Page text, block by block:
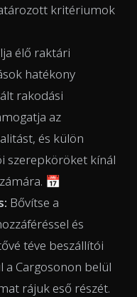
kritériumok
élő raktári
hatékony
rakodási
az
és külön
szerepköröket kínál
📅
Bővítse a
és
téve beszállítói
a Cargosonon belül
rájuk eső részét.